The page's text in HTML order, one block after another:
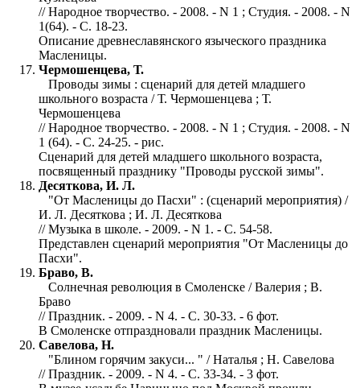
// Народное творчество. - 2008. - N 1 ; Студия. - 2008. - N
1(64). - С. 18-23.
Описание древнеславянского языческого праздника
Масленицы.
Чермошенцева, Т.
Проводы зимы : сценарий для детей младшего
школьного возраста / Т. Чермошенцева ; Т.
Чермошенцева
// Народное творчество. - 2008. - N 1 ; Студия. - 2008. - N
1 (64). - С. 24-25. - рис.
Сценарий для детей младшего школьного возраста,
посвященный празднику "Проводы русской зимы".
Десяткова, И. Л.
"От Масленицы до Пасхи" : (сценарий мероприятия) /
И. Л. Десяткова ; И. Л. Десяткова
// Музыка в школе. - 2009. - N 1. - С. 54-58.
Представлен сценарий мероприятия "От Масленицы до
Пасхи".
Браво, В.
Солнечная революция в Смоленске / Валерия ; В.
Браво
// Праздник. - 2009. - N 4. - С. 30-33. - 6 фот.
В Смоленске отпраздновали праздник Масленицы.
Савелова, Н.
"Блином горячим закуси... " / Наталья ; Н. Савелова
// Праздник. - 2009. - N 4. - С. 33-34. - 3 фот.